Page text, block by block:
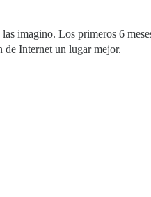
imagino. Los primeros 6
de Internet un lugar mejor.